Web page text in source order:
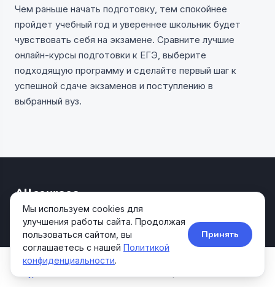
Чем раньше начать подготовку, тем спокойнее
пройдет учебный год и увереннее школьник будет
чувствовать себя на экзамене. Сравните лучшие
онлайн-курсы подготовки к ЕГЭ, выберите
подходящую программу и сделайте первый шаг к
успешной сдаче экзаменов и поступлению в
выбранный вуз.
Allcourses
Kids&Teens
Агрегатор образовательных курсов для детей и
подростков.
НАВИГАЦИЯ
Мы используем cookies для
улучшения работы сайта. Продолжая
пользоваться сайтом, вы
соглашаетесь с нашей Политикой
конфиденциальности.
Принять